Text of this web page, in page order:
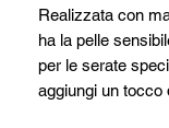
Realizzata con
ha la pelle
per le serate
aggiungi un tocco